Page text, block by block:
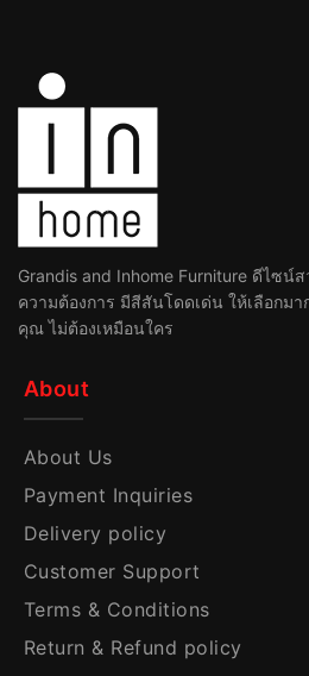
Grandis and Inhome Furniture ดีไซน์
ความต้องการ มีสีสันโดดเด่น ให้เลือกม
คุณ ไม่ต้องเหมือนใคร
About
About Us
Payment Inquiries
Delivery policy
Customer Support
Terms & Conditions
Return & Refund policy